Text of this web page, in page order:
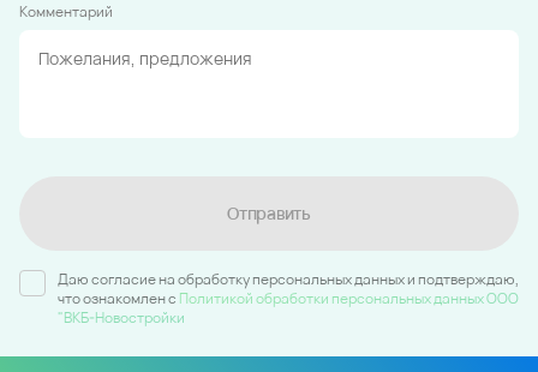
Комментарий
Отправить
Даю согласие на обработку персональных данных и подтверждаю,
что ознакомлен c Политикой обработки персональных данных ООО
"ВКБ-Новостройки